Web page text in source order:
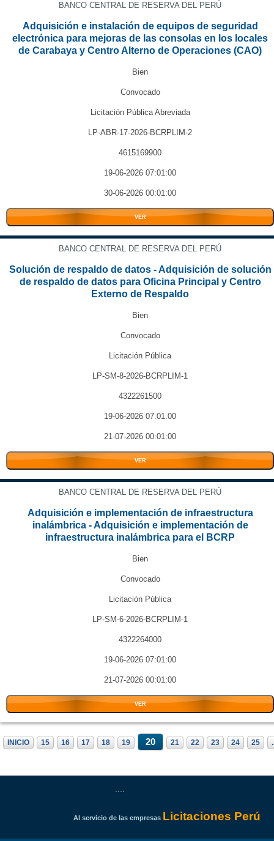
BANCO CENTRAL DE RESERVA DEL PERÚ
Adquisición e instalación de equipos de seguridad
electrónica para mejoras de las consolas en los locales
de Carabaya y Centro Alterno de Operaciones (CAO)
Bien
Convocado
Licitación Pública Abreviada
LP-ABR-17-2026-BCRPLIM-2
4615169900
19-06-2026 07:01:00
30-06-2026 00:01:00
VER
BANCO CENTRAL DE RESERVA DEL PERÚ
Solución de respaldo de datos - Adquisición de solución
de respaldo de datos para Oficina Principal y Centro
Externo de Respaldo
Bien
Convocado
Licitación Pública
LP-SM-8-2026-BCRPLIM-1
4322261500
19-06-2026 07:01:00
21-07-2026 00:01:00
VER
BANCO CENTRAL DE RESERVA DEL PERÚ
Adquisición e implementación de infraestructura
inalámbrica - Adquisición e implementación de
infraestructura inalámbrica para el BCRP
Bien
Convocado
Licitación Pública
LP-SM-6-2026-BCRPLIM-1
4322264000
19-06-2026 07:01:00
21-07-2026 00:01:00
VER
INICIO 15 16 17 18 19 20 21 22 23 24 25
Al servicio de las empresas Licitaciones Perú